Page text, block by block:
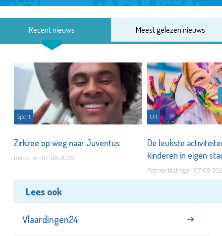
Recent nieuws Meest gelezen nieuws
Sport
Zirkzee op weg naar Juventus
Redactie - 07-08-2026
Uit
De leukste
kinderen in eigen
Partnerbijdrage - 07-08-
Lees ook
Vlaardingen24